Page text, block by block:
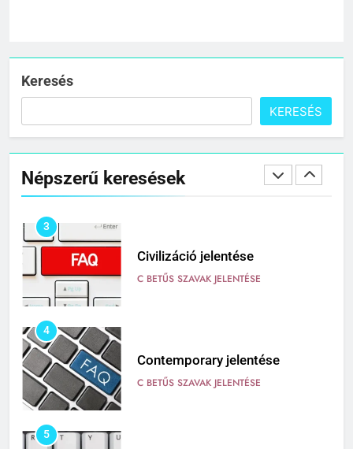
Keresés
KERESÉS
Népszerű keresések
2
Cingár jelentése
C BETŰS SZAVAK JELENTÉSE
3
Civilizáció jelentése
C BETŰS SZAVAK JELENTÉSE
4
Contemporary jelentése
C BETŰS SZAVAK JELENTÉSE
5